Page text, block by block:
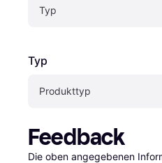
Typ
Typ
Produkttyp
Feedback
Die oben angegebenen